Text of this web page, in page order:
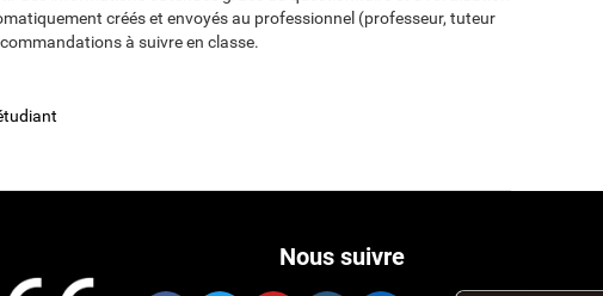
créés et envoyés au professionnel (professeur, tuteur
à suivre en classe.
Nous suivre